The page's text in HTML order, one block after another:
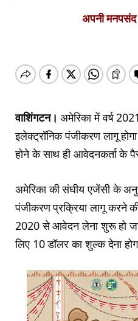
अपनी मनपसंद
वाशिंगटन। अमेरिका में वर्ष
इलेक्ट्रॉनिक पंजीकरण लागू
होने के साथ ही आवेदनकर्ता के
अमेरिका की संघीय एजेंसी के
पंजीकरण प्रक्रिया लागू करने
2020 से आवेदन लेना शुरू हो
लिए 10 डॉलर का शुल्क देना